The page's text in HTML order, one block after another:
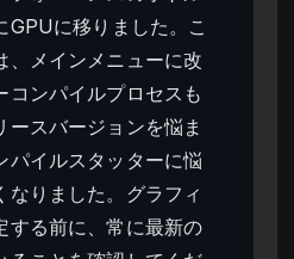
GPUに移りました。こ
、メインメニューに改
コンパイルプロセスも
スバージョンを悩ま
パイルスタッターに悩
なりました。グラフィ
する前に、常に最新の